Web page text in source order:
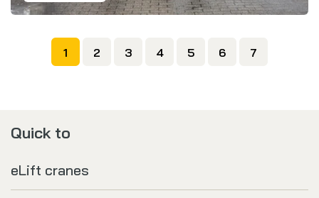
1 2 3 4 5 6 7
Quick to
eLift cranes